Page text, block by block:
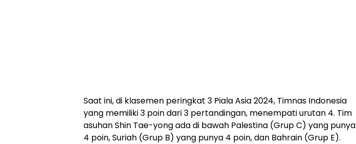
Saat ini, di klasemen peringkat 3 Piala Asia 2024, Timnas Indonesia
yang memiliki 3 poin dari 3 pertandingan, menempati urutan 4. Tim
asuhan Shin Tae-yong ada di bawah Palestina (Grup C) yang punya
4 poin, Suriah (Grup B) yang punya 4 poin, dan Bahrain (Grup E).